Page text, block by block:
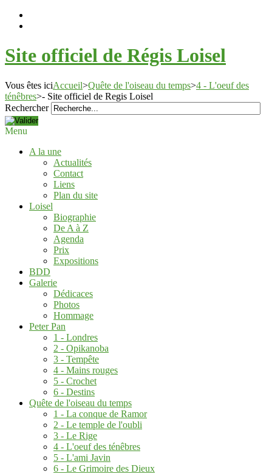
Site officiel de Régis Loisel
Vous êtes iciAccueil>Quête de l'oiseau du temps>4 - L'oeuf des
ténêbres>- Site officiel de Regis Loisel
Rechercher
Menu
A la une
Actualités
Contact
Liens
Plan du site
Loisel
Biographie
De A à Z
Agenda
Prix
Expositions
BDD
Galerie
Dédicaces
Photos
Hommage
Peter Pan
1 - Londres
2 - Opikanoba
3 - Tempête
4 - Mains rouges
5 - Crochet
6 - Destins
Quête de l'oiseau du temps
1 - La conque de Ramor
2 - Le temple de l'oubli
3 - Le Rige
4 - L'oeuf des ténêbres
5 - L'ami Javin
6 - Le Grimoire des Dieux